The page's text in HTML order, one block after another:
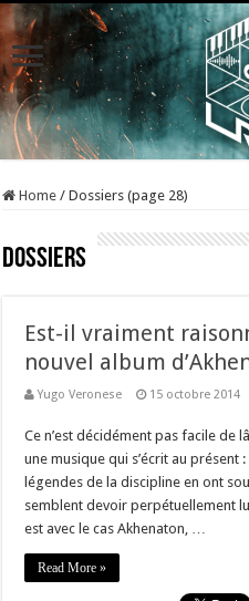
Home / Dossiers (page 28)
Dossiers
Est-il vraiment
nouvel album
Yugo Veronese 15 octobre 2014
Ce n’est décidément pas facile de
une musique qui s’écrit au présent
légendes de la discipline en ont
semblent devoir perpétuellement
est avec le cas Akhenaton, …
Read More »